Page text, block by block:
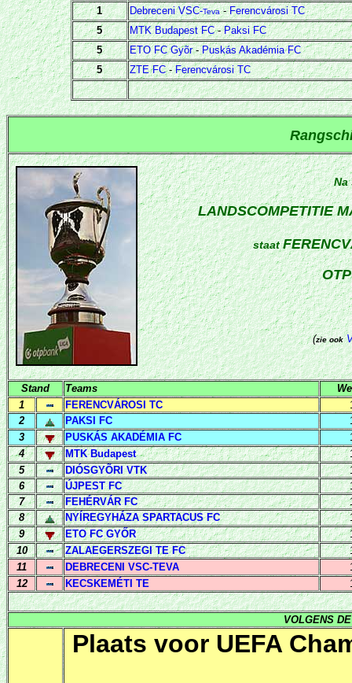
1
Debreceni VSC-Teva-Ferencvárosi TC
5
MTK Budapest FC-Paksi FC
5
ETO FC Gyõr-Puskás Akadémia FC
5
ZTE FC-Ferencvárosi TC
Na
LANDSCOMPETITIE
staat
(zie ook
Stand Teams
1
FERENCVÁROSI TC
2
PAKSI FC
3
PUSKÁS AKADÉMIA FC
4
MTK Budapest
5
DIÓSGYÕRI VTK
6
ÚJPEST FC
7
FEHÉRVÁR FC
8
NYÍREGYHÁZA SPARTACUS FC
9
ETO FC GYŐR
10
ZALAEGERSZEGI TE FC
11
DEBRECENI VSC-TEVA
12
KECSKEMÉTI TE
VOLGENS
Plaats voor UEFA